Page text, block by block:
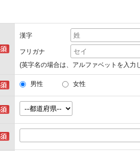
漢字
フリガナ
(英字名の場合は、アルファベットを入力
男性 女性